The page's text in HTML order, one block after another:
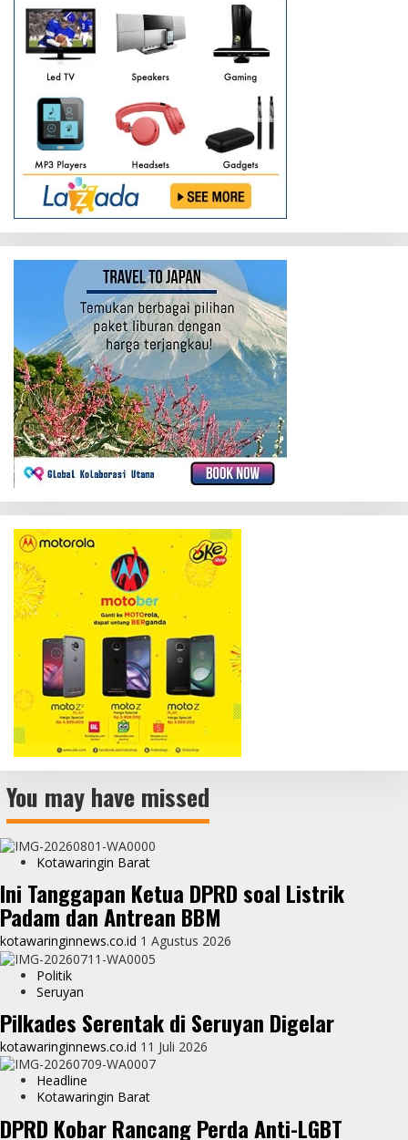
Jalan
Sehat
HUT
58
Golkar
Catat
Rekor
MURI,
Drs.
Mukhtarudin:
Bukti
Partai
Besar
dan
Punya
Jaringan
Luas
You may have missed
Kotawaringin Barat
Ini Tanggapan Ketua DPRD soal Listrik
Padam dan Antrean BBM
kotawaringinnews.co.id 1 Agustus 2026
Politik
Seruyan
Pilkades Serentak di Seruyan Digelar
kotawaringinnews.co.id 11 Juli 2026
Headline
Kotawaringin Barat
DPRD Kobar Rancang Perda Anti-LGBT